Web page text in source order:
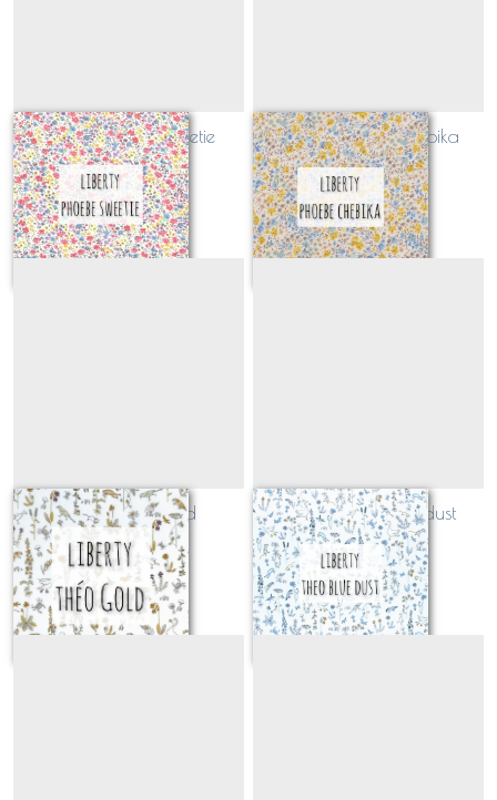
Liberty Phoebe sweetie
(CLASSIQUE)
Sur demande
Liberty Phoebe chebika
(CLASSIQUE)
Sur demande
Liberty Theo gold
(CLASSIQUE)
Sur demande
Liberty Theo blue dust
(CLASSIQUE)
Sur demande